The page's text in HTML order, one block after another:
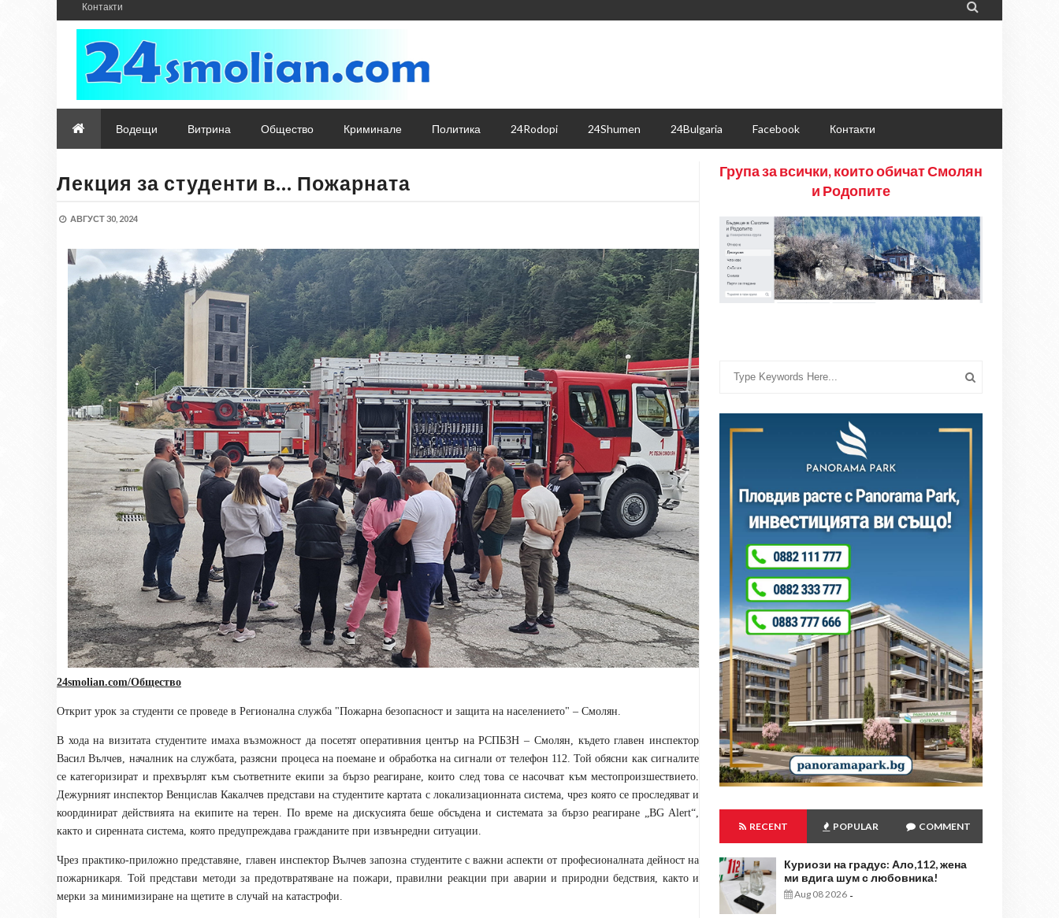
Контакти 
Водещи Витрина Общество Криминале Политика 24Rodopi 24Shumen 24Bulgaria Facebook Контакти
Лекция за студенти в… Пожарната
АВГУСТ 30, 2024
24smolian.com/Общество
Открит урок за студенти се проведе в Регионална служба "Пожарна безопасност и защита на населението" – Смолян.
В хода на визитата студентите имаха възможност да посетят оперативния център на РСПБЗН – Смолян, където главен инспектор
Васил Вълчев, началник на службата, разясни процеса на поемане и обработка на сигнали от телефон 112. Той обясни как сигналите
се категоризират и прехвърлят към съответните екипи за бързо реагиране, които след това се насочват към местопроизшествието.
Дежурният инспектор Венцислав Какалчев представи на студентите картата с локализационната система, чрез която се проследяват и
координират действията на екипите на терен. По време на дискусията беше обсъдена и системата за бързо реагиране „BG Alert“,
както и сиренната система, която предупреждава гражданите при извънредни ситуации.
Чрез практико-приложно представяне, главен инспектор Вълчев запозна студентите с важни аспекти от професионалната дейност на
пожарникаря. Той представи методи за предотвратяване на пожари, правилни реакции при аварии и природни бедствия, както и
мерки за минимизиране на щетите в случай на катастрофи.
Група за всички, които обичат Смолян
и Родопите
RECENT POPULAR COMMENT
Куриози на градус: Ало,112, жена
ми вдига шум с любовника!
Aug 08 2026 -